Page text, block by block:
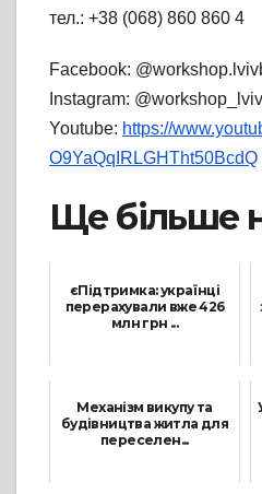
тел.: +38 (068) 860 860 4
Facebook:
Instagram:
Youtube: https://
O9YaQqIRLGHTht50BcdQ
Ще більше
єПідтримка: українці
перерахували вже 426
млн грн ...
Механізм викупу та
будівництва житла для
переселен...